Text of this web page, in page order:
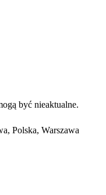
być nieaktualne.
Polska, Warszawa